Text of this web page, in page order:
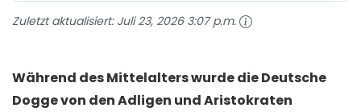
Zuletzt aktualisiert: Juli 23, 2026 3:07 p.m.
Während des Mittelalters wurde die Deutsche
Dogge von den Adligen und Aristokraten